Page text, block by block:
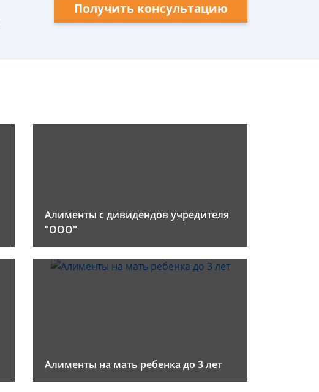
Получить консультацию
Алименты с дивидендов учредителя
"ООО"
Алименты на мать ребенка до 3 лет